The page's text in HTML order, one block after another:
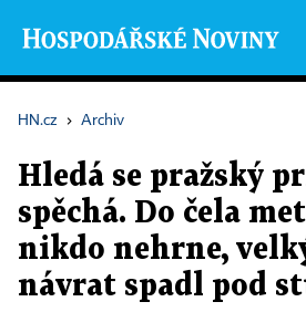
HN.cz › Archiv
Hledá se pražský
spěchá. Do čela
nikdo nehrne,
návrat spadl pod